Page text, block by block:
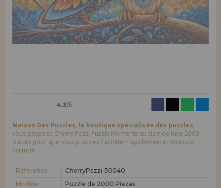
LIQUIDATIONS
INFORMATION
Je veux m'enregistrer en tant que
nouveau client
En créant un compte sur maisondespuzzles.fr, vous pouvez faire vos
Je veux m'enregistrer en tant que
nouveau distributeur
4.3/5
Maison Des Puzzles, la boutique spécialisée des puzzles,
vous propose Cherry Pazzi Puzzle Moments au clair de lune 2000
pièces pour que vous puissiez l'acheter rapidement et en toute
sécurité.
Référence
CherryPazzi-50040
Modèle
Puzzle de 2000 Piezas